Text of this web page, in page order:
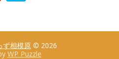
ず相模原© 2026
WP Puzzle